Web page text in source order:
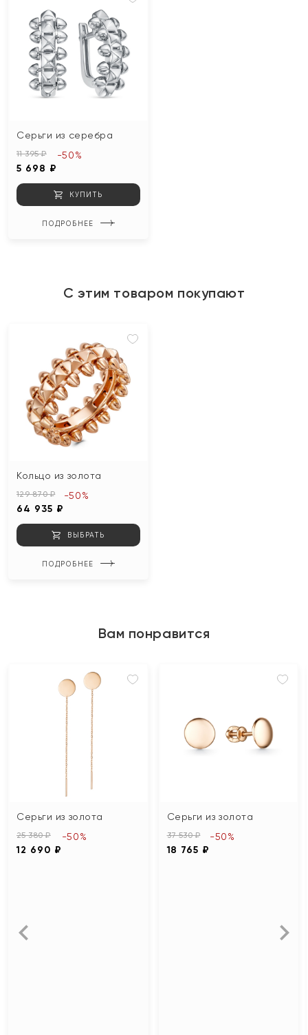
Серьги из серебра
11 395 ₽
5 698 ₽
-50%
КУПИТЬ
ПОДРОБНЕЕ
С этим товаром покупают
Кольцо из золота
129 870 ₽
64 935 ₽
-50%
ВЫБРАТЬ
ПОДРОБНЕЕ
Вам понравится
Серьги из золота
25 380 ₽
12 690 ₽
-50%
Серьги из золота
37 530 ₽
18 765 ₽
-50%